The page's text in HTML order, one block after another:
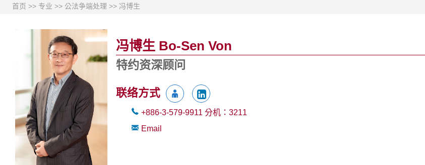
首页 >> 专业 >> 公法争端处理 >> 冯博生
冯博生 Bo-Sen Von
特约资深顾问
联络方式
+886-3-579-9911 分机： 3211
Email